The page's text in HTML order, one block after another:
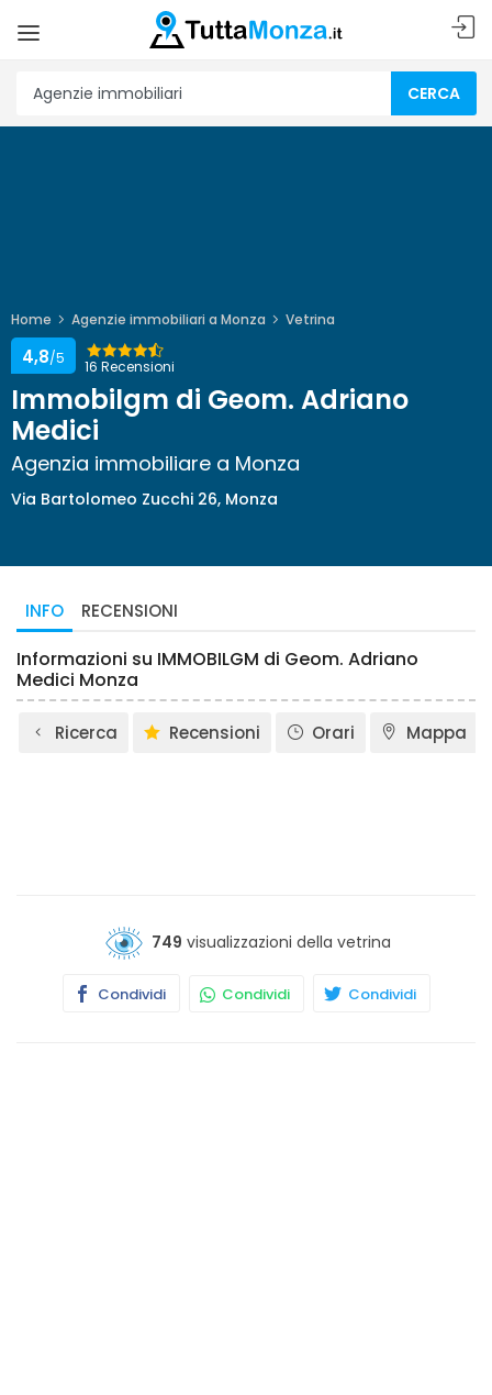
CERCA
Home Agenzie immobiliari a Monza Vetrina
16 Recensioni
4,8/5
Immobilgm di Geom. Adriano
Medici
Agenzia immobiliare a Monza
Via Bartolomeo Zucchi 26, Monza
INFO RECENSIONI
Informazioni su IMMOBILGM di Geom. Adriano
Medici Monza
Ricerca Recensioni Orari Mappa
749 visualizzazioni della vetrina
Condividi Condividi Condividi